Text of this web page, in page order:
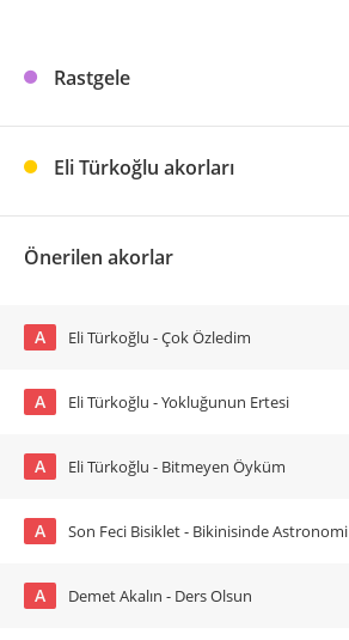
Rastgele
Eli Türkoğlu akorları
Önerilen akorlar
A Eli Türkoğlu - Çok Özledim
A Eli Türkoğlu - Yokluğunun Ertesi
A Eli Türkoğlu - Bitmeyen Öyküm
A Son Feci Bisiklet - Bikinisinde Astronomi
A Demet Akalın - Ders Olsun